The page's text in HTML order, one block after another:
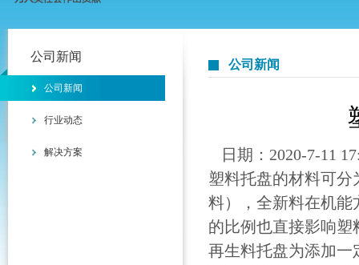
公司新闻
公司新闻
行业动态
解决方案
公司新闻
日期：2020-7-11
塑料托盘的材料可
料），全新料在机能
的比例也直接影响塑
再生料托盘为添加一